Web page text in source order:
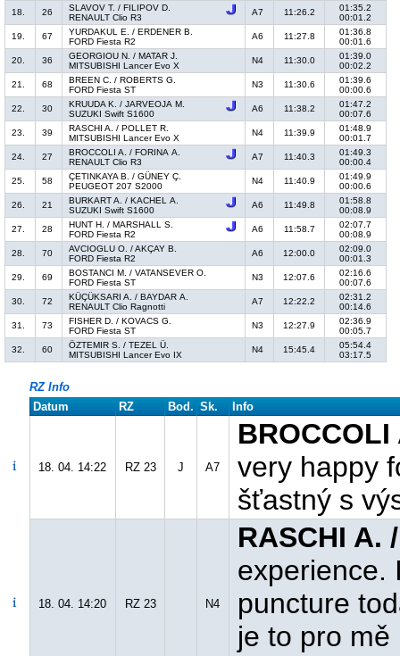
18.
26
SLAVOV T. / FILIPOV D.
RENAULT Clio R3
A7 11:26.2
01:35.2
00:01.2
19.
67
YURDAKUL E. / ERDENER B.
FORD Fiesta R2
A6 11:27.8
01:36.8
00:01.6
20.
36
GEORGIOU N. / MATAR J.
MITSUBISHI Lancer Evo X
N4 11:30.0
01:39.0
00:02.2
21.
68
BREEN C. / ROBERTS G.
FORD Fiesta ST
N3 11:30.6
01:39.6
00:00.6
22.
30
KRUUDA K. / JARVEOJA M.
SUZUKI Swift S1600
A6 11:38.2
01:47.2
00:07.6
23.
39
RASCHI A. / POLLET R.
MITSUBISHI Lancer Evo X
N4 11:39.9
01:48.9
00:01.7
24.
27
BROCCOLI A. / FORINA A.
RENAULT Clio R3
A7 11:40.3
01:49.3
00:00.4
25.
58
ÇETINKAYA B. / GÜNEY Ç.
PEUGEOT 207 S2000
N4 11:40.9
01:49.9
00:00.6
26.
21
BURKART A. / KACHEL A.
SUZUKI Swift S1600
A6 11:49.8
01:58.8
00:08.9
27.
28
HUNT H. / MARSHALL S.
FORD Fiesta R2
A6 11:58.7
02:07.7
00:08.9
28.
70
AVCIOGLU O. / AKÇAY B.
FORD Fiesta R2
A6 12:00.0
02:09.0
00:01.3
29.
69
BOSTANCI M. / VATANSEVER O.
FORD Fiesta ST
N3 12:07.6
02:16.6
00:07.6
30.
72
KÜÇÜKSARI A. / BAYDAR A.
RENAULT Clio Ragnotti
A7 12:22.2
02:31.2
00:14.6
31.
73
FISHER D. / KOVACS G.
FORD Fiesta ST
N3 12:27.9
02:36.9
00:05.7
32.
60
ÖZTEMIR S. / TEZEL Ü.
MITSUBISHI Lancer Evo IX
N4 15:45.4
05:54.4
03:17.5
RZ Info
Datum
RZ Bod. Sk. Info
18. 04. 14:22 RZ 23 J A7
BROCCOLI
very happy
šťastný s
18. 04. 14:20 RZ 23 N4
RASCHI A.
experience.
puncture
je to pro